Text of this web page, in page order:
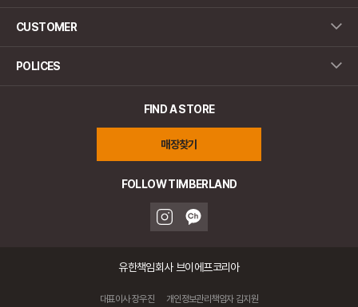
CUSTOMER
POLICES
FIND A STORE
매장찾기
FOLLOW TIMBERLAND
유한책임회사 브이에프코리아
대표이사 장우진 개인정보관리책임자 김지원